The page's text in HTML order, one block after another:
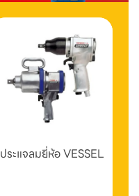
ประแจลมยี่ห้อ VESSEL